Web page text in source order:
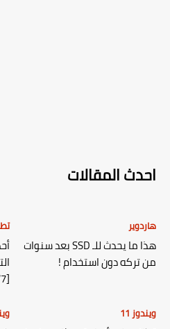
احدث المقالات
هاردوير
هذا ما يحدث للـ SSD بعد سنوات
من تركه دون استخدام !
[26/8/7]
ويندوز 11